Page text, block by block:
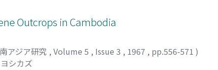
Outcrops in Cambodia
アジア研究 , Volume 5 , Issue 3 , 1967 , pp.556-571 )
シカズ